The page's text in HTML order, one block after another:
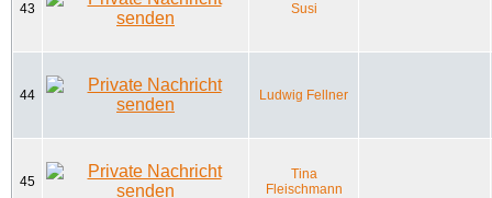
43 Susi
44 Ludwig Fellner
45
Tina
Fleischmann